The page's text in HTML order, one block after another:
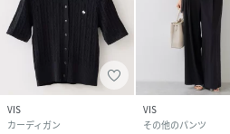
VIS
カーディガン
VIS
その他のパンツ